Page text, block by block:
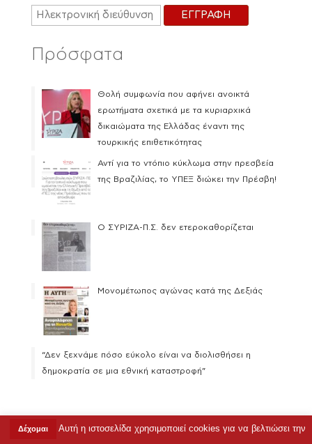
Πρόσφατα
Θολή συμφωνία που αφήνει ανοικτά
ερωτήματα σχετικά με τα κυριαρχικά
δικαιώματα της Ελλάδας έναντι της
τουρκικής επιθετικότητας
Αντί για το ντόπιο κύκλωμα στην πρεσβεία
της Βραζιλίας, το ΥΠΕΞ διώκει την Πρέσβη!
Ο ΣΥΡΙΖΑ-Π.Σ. δεν ετεροκαθορίζεται
Μονομέτωπος αγώνας κατά της Δεξιάς
“Δεν ξεχνάμε πόσο εύκολο είναι να διολισθήσει η
δημοκρατία σε μια εθνική καταστροφή”
Δέχομαι
Αυτή η ιστοσελίδα χρησιμοποιεί cookies για να βελτιώσει την